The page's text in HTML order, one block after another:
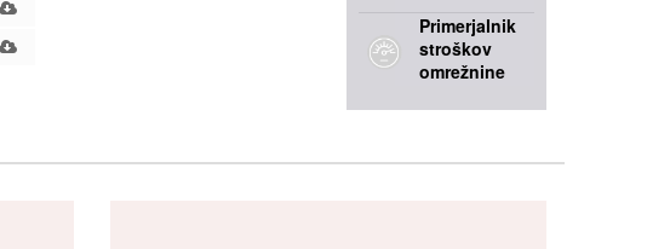
Primerjalnik
stroškov
omrežnine